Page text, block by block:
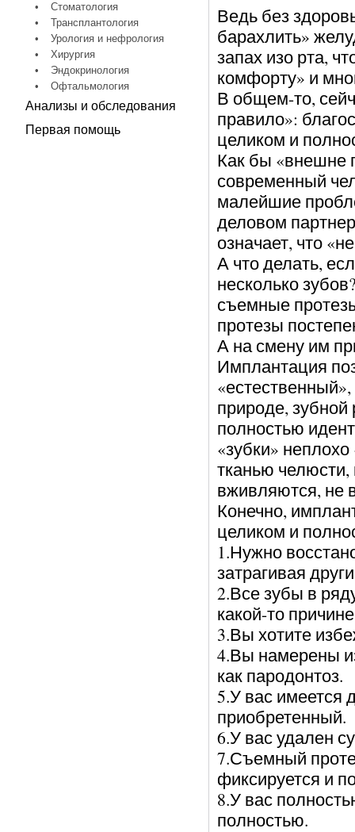
•
Стоматология
•
Трансплантология
•
Урология и нефрология
•
Хирургия
•
Эндокринология
•
Офтальмология
Анализы и обследования
Первая помощь
Ведь без
барахлить»
запах изо рта,
комфорту» и
В общем-то,
правило»:
целиком и
Как бы «внешне
современный
малейшие
деловом
означает, что
А что делать,
несколько
съемные
протезы
А на смену им
Имплантация
природе,
полностью
«зубки»
тканью челюсти,
вживляются, не
Конечно,
целиком и
1.Нужно
затрагивая
2.Все зубы в
какой-то
3.Вы хотите
4.Вы намерены
как пародонтоз.
5.У вас имеется
приобретенный.
6.У вас удален
7.Съемный
фиксируется и
8.У вас
полностью.